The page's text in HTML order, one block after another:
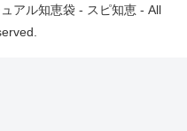
アル知恵袋 - スピ知恵 - All